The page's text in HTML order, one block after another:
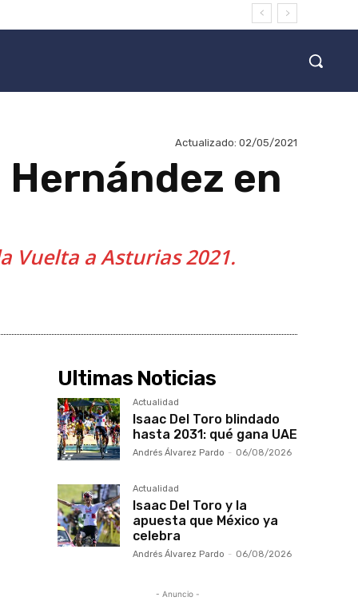
Actualizado: 02/05/2021
en
Vuelta a Asturias 2021.
Ultimas Noticias
Actualidad
Isaac Del Toro blindado
hasta 2031: qué gana UAE
Andrés Álvarez Pardo - 06/08/2026
Actualidad
Isaac Del Toro y la
apuesta que México ya
celebra
Andrés Álvarez Pardo - 06/08/2026
- Anuncio -